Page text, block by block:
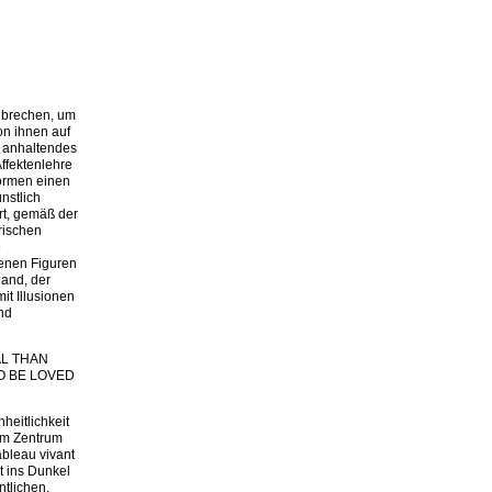
um
ihnen auf
einen
gemäß der
Figuren
der
Illusionen
THAN
BE LOVED
Zentrum
vivant
ins Dunkel